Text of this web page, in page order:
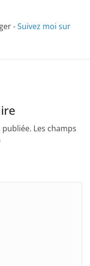
-Suivez moi sur
publiée. Les champs